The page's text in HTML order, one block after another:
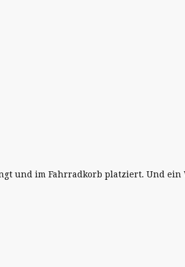
und im Fahrradkorb platziert. Und